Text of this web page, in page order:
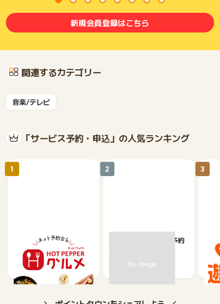
新規会員登録はこちら
関連するカテゴリー
音楽/テレビ
「サービス予約・申込」の人気ランキング
【ホットペッパーグル
メ】レストラン予約
85
1
楽天ぐるなびネット予約
80
2 3